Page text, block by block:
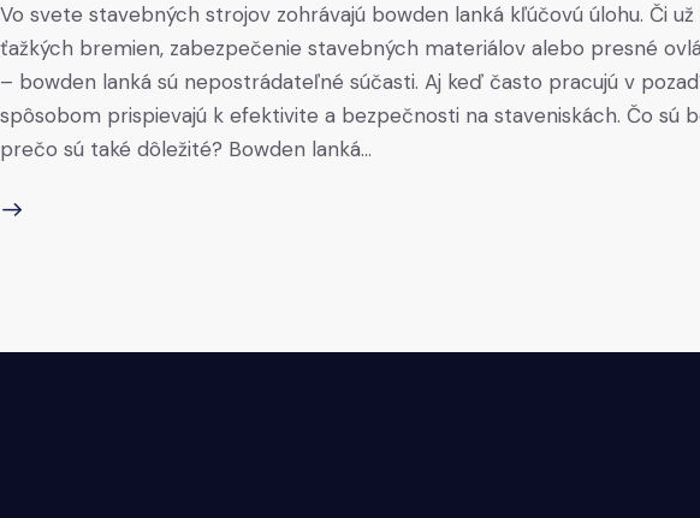
Vo svete stavebných strojov zohrávajú bowden lanká kľúčovú úlohu. Či už
ťažkých bremien, zabezpečenie stavebných materiálov alebo presné
– bowden lanká sú nepostrádateľné súčasti. Aj keď často pracujú v
spôsobom prispievajú k efektivite a bezpečnosti na staveniskách. Čo sú
prečo sú také dôležité? Bowden lanká…